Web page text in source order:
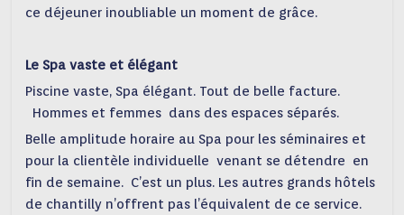
ce déjeuner inoubliable un moment de grâce.
Le Spa vaste et élégant
Piscine vaste, Spa élégant. Tout de belle facture.
Hommes et femmes dans des espaces séparés.
Belle amplitude horaire au Spa pour les séminaires et
pour la clientèle individuelle venant se détendre en
fin de semaine. C’est un plus. Les autres grands hôtels
de chantilly n’offrent pas l’équivalent de ce service.